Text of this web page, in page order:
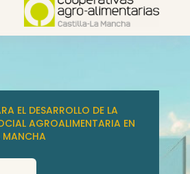
EL DESARROLLO DE LA
AGROALIMENTARIA EN
MANCHA